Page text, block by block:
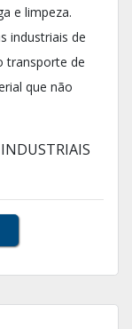
e limpeza.
industriais de
transporte de
que não